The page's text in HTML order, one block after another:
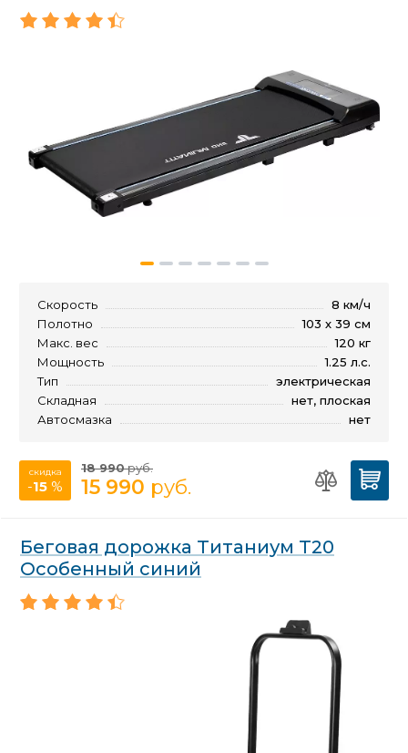
Скорость
8 км/ч
Полотно
103 х 39 см
Макс. вес
120 кг
Мощность
1.25 л.с.
Тип
электрическая
Складная
нет, плоская
Автосмазка
нет
скидка
-15 %
18 990руб.
15 990 руб.
Беговая дорожка Титаниум Т20
Особенный синий